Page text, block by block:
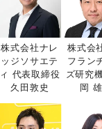
株式会社ナレ
ッジソサエテ
ィ 代表取締役
久田敦史
株式会
フラン
ズ研究
岡